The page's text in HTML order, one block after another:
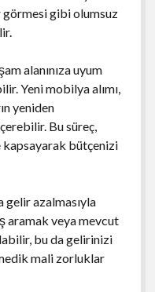
görmesi gibi olumsuz
alanınıza uyum
Yeni mobilya alımı,
yeniden
Bu süreç,
kapsayarak bütçenizi
gelir azalmasıyla
aramak veya mevcut
bu da gelirinizi
mali zorluklar